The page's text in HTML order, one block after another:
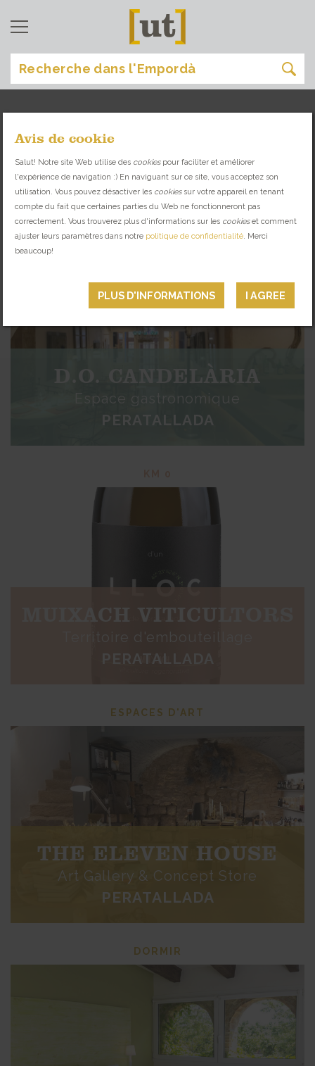
[peratallada ]
TROUVEZ VOTRE SITE IDÉAL
RESTAURANTS
D.O. CANDELÀRIA
Espace gastronomique
PERATALLADA
MUIXACH VITICULTORS
Territoire d'embouteillage
PERATALLADA
ESPACES D'ART
THE ELEVEN HOUSE
Art Gallery & Concept Store
PERATALLADA
DORMIR
I AGREE
PLUS D'INFORMATIONS
Avis de cookie
Salut! Notre site Web utilise des cookiespour faciliter et améliorer
l'expérience de navigation :) En naviguant sur ce site, vous acceptez son
utilisation. Vous pouvez désactiver les cookiessur votre appareil en tenant
compte du fait que certaines parties du Web ne fonctionneront pas
correctement. Vous trouverez plus d'informations sur les cookieset comment
ajuster leurs paramètres dans notre politique de confidentialité . Merci
beaucoup!